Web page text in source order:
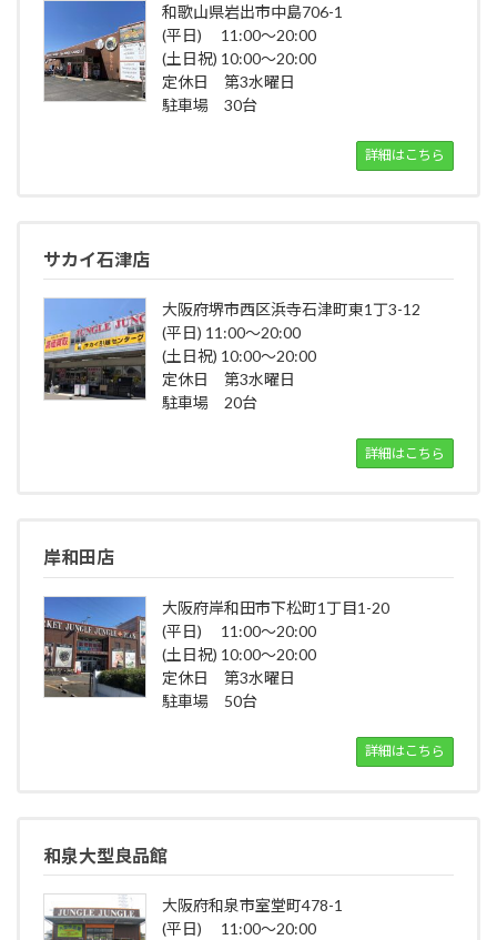
和歌山県岩出市中島706-1
(平日) 11:00～20:00
(土日祝) 10:00～20:00
定休日 第3水曜日
駐車場 30台
詳細はこちら
サカイ石津店
大阪府堺市西区浜寺石津町東1丁3-12
(平日) 11:00～20:00
(土日祝) 10:00～20:00
定休日 第3水曜日
駐車場 20台
詳細はこちら
岸和田店
大阪府岸和田市下松町1丁目1-20
(平日) 11:00～20:00
(土日祝) 10:00～20:00
定休日 第3水曜日
駐車場 50台
詳細はこちら
和泉大型良品館
大阪府和泉市室堂町478-1
(平日) 11:00～20:00